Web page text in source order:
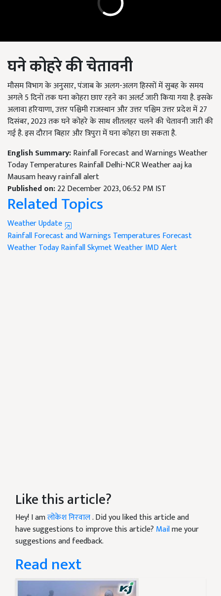
घने कोहरे की चेतावनी
मौसम विभाग के अनुसार, पंजाब के अलग-अलग हिस्सों में सुबह के समय
अगले 5 दिनों तक घना कोहरा छाए रहने का अलर्ट जारी किया गया है. इसके
अलावा हरियाणा, उत्तर पश्चिमी राजस्थान और उत्तर पश्चिम उत्तर प्रदेश में 27
दिसंबर, 2023 तक घने कोहरे के साथ शीतलहर चलने की चेतावनी जारी की
गई है. इस दौरान बिहार और त्रिपुरा में घना कोहरा छा सकता है.
English Summary:Rainfall Forecast and Warnings Weather
Today Temperatures Rainfall Delhi-NCR Weather aaj ka
Mausam heavy rainfall alert
Published on:22 December 2023, 06:52 PM IST
Related Topics
Weather Update
Rainfall Forecast and Warnings Temperatures Forecast
Weather TodayRainfallSkymet WeatherIMD Alert
Like this article?
Hey! I amलोकेश निरवाल. Did you liked this article and
have suggestions to improve this article? Mailme your
suggestions and feedback.
Read next